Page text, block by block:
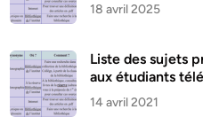
18 avril 2025
Liste des sujets
aux étudiants
14 avril 2021